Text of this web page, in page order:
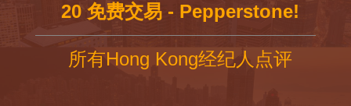
20 免费交易 - Pepperstone!
所有Hong Kong经纪人点评